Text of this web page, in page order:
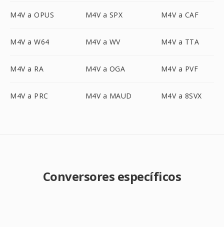
M4V a OPUS M4V a SPX M4V a CAF
M4V a W64 M4V a WV M4V a TTA
M4V a RA M4V a OGA M4V a PVF
M4V a PRC M4V a MAUD M4V a 8SVX
Conversores específicos